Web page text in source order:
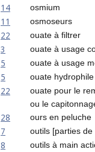
14 osmium
11 osmoseurs
22 ouate à filtrer
3 ouate à usage
5 ouate à usage
5 ouate hydrophile
22
ouate pour le
ou le
28 ours en peluche
7 outils [parties de
8
outils à main